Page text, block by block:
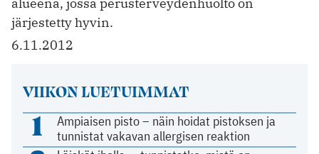
järjestetty hyvin.
6.11.2012
VIIKON LUETUIMMAT
1
Ampiaisen pisto – näin hoidat pistoksen ja
tunnistat vakavan allergisen reaktion